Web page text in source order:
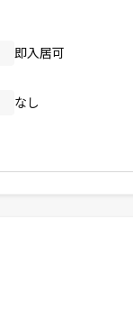
即入居可
なし